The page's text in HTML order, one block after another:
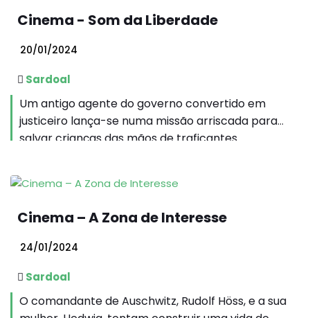
Cinema - Som da Liberdade
20/01/2024
Sardoal
Um antigo agente do governo convertido em
justiceiro lança-se numa missão arriscada para
salvar crianças das mãos de traficantes.
Cinema – A Zona de Interesse
24/01/2024
Sardoal
O comandante de Auschwitz, Rudolf Höss, e a sua